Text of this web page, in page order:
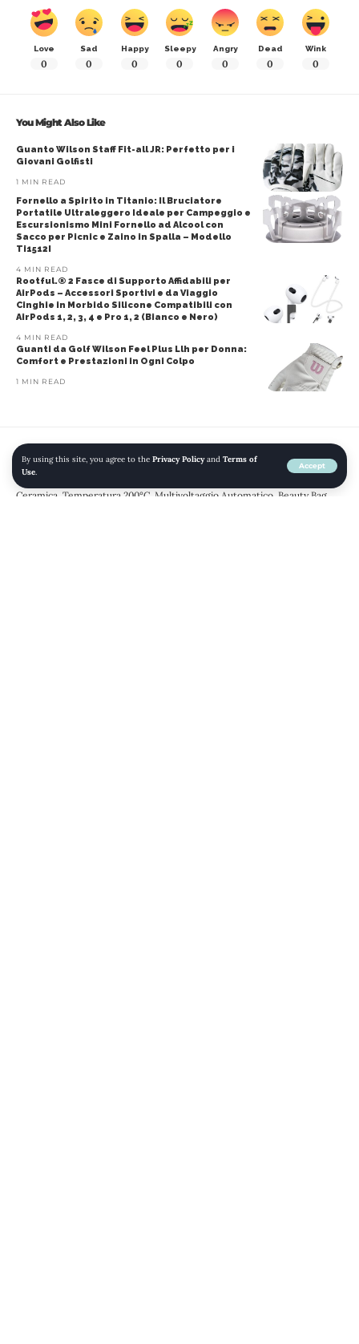
By using this site, you agree to the Privacy Policyand Terms of
Use.
Accept
Love
0
Sad
0
Happy
0
Sleepy
0
Angry
0
Dead
0
Wink
0
You Might Also Like
Guanto Wilson Staff Fit-all JR: Perfetto per i
Giovani Golfisti
1 MIN READ
Fornello a Spirito in Titanio: Il Bruciatore
Portatile Ultraleggero Ideale per Campeggio e
Escursionismo Mini Fornello ad Alcool con
Sacco per Picnic e Zaino in Spalla – Modello
Ti1512I
4 MIN READ
Rootful.® 2 Fasce di Supporto Affidabili per
AirPods – Accessori Sportivi e da Viaggio
Cinghie in Morbido Silicone Compatibili con
AirPods 1, 2, 3, 4 e Pro 1, 2 (Bianco e Nero)
4 MIN READ
Guanti da Golf Wilson Feel Plus Llh per Donna:
Comfort e Prestazioni in Ogni Colpo
1 MIN READ
Home» Blog »Bellissima Imetec B-Mini, Piastra per capelli da Borsa e
Viaggio, per Capelli corti e frange, Compatta, Leggera, Rivestimento in
Ceramica, Temperatura 200°C, Multivoltaggio Automatico, Beauty Bag